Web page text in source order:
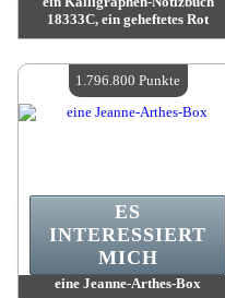
18333C, ein geheftetes Rot
Verfügbare Menge:4
eine Jeanne-Arthes-Box
ES
INTERESSIERT
MICH
1.796.800 Punkte